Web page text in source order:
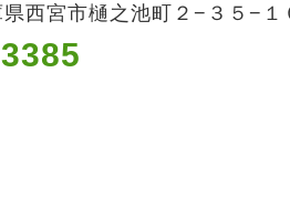
西宮市樋之池町２−３５−１